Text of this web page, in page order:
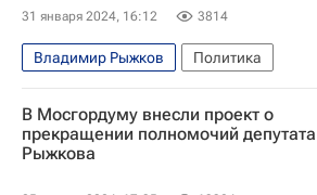
31 января 2024, 16:12 3814
Владимир Рыжков
Политика
Московская городская дума
Яблоко
В Мосгордуму внесли проект о
прекращении полномочий депутата
Рыжкова